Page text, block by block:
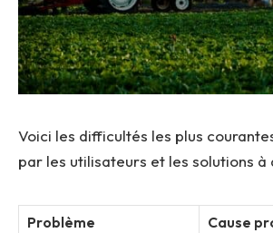
Voici les difficultés les plus
par les utilisateurs et les solutions à
Problème Cause